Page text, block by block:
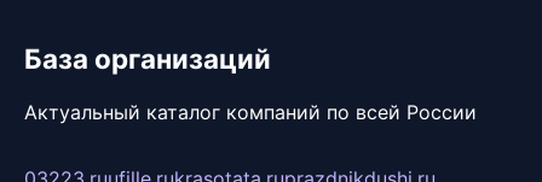
База организаций
Актуальный каталог компаний по всей России